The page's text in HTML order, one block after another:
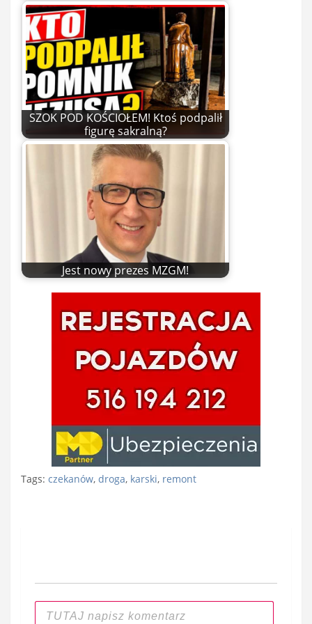
SZOK POD KOŚCIOŁEM! Ktoś podpalił
figurę sakralną?
Jest nowy prezes MZGM!
Tags: czekanów, droga, karski, remont